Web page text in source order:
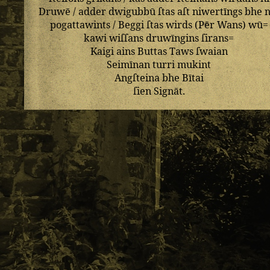
Druwē/adderdwigubbū ſtasaſtniwertīngsbhe
pogattawints/Beggiſtaswirds(PērWans)wū=
kawiwiſſans druwīngins ſirans=
KaigiainsButtasTawsſwaian
Seimīnanturrimukint
AngſteinabheBītai
ſienSignāt.